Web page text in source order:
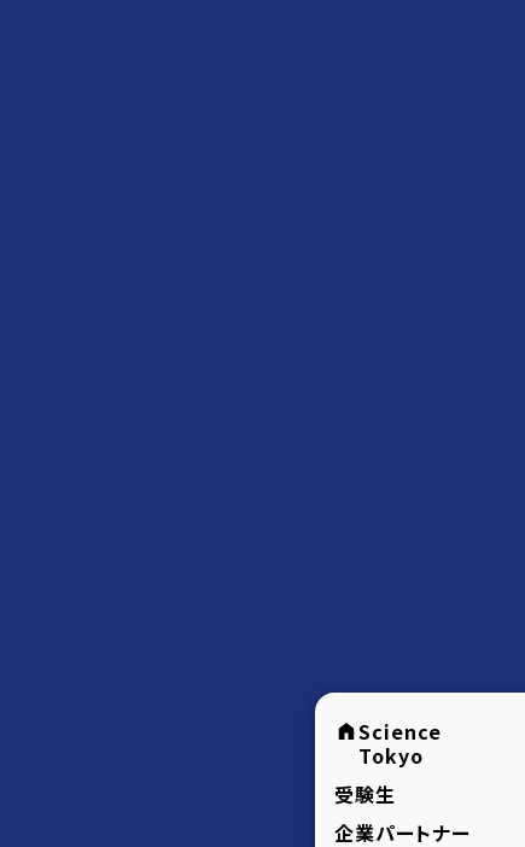
Science
Tokyo
受験生
企業パートナー